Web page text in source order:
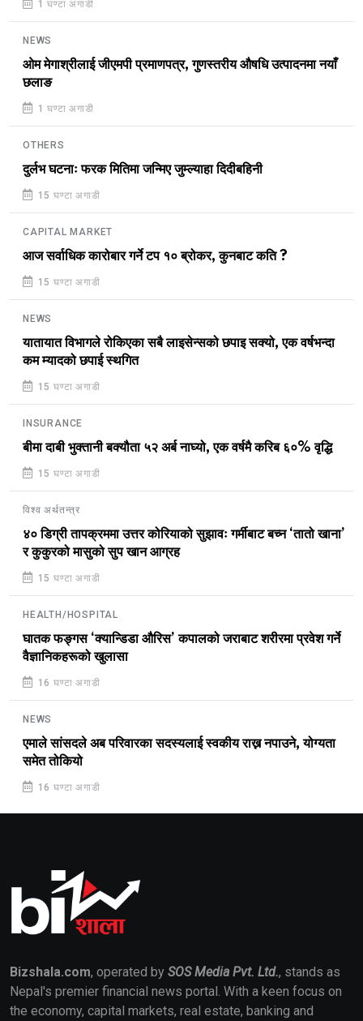
1 घण्टा अगाडी
NEWS
ओम मेगाश्रीलाई जीएमपी प्रमाणपत्र, गुणस्तरीय औषधि उत्पादनमा नयाँ
छलाङ
1 घण्टा अगाडी
OTHERS
दुर्लभ घटनाः फरक मितिमा जन्मिए जुम्ल्याहा दिदीबहिनी
15 घण्टा अगाडी
CAPITAL MARKET
आज सर्वाधिक कारोबार गर्ने टप १० ब्रोकर, कुनबाट कति ?
15 घण्टा अगाडी
NEWS
यातायात विभागले रोकिएका सबै लाइसेन्सको छपाइ सक्यो, एक वर्षभन्दा
कम म्यादको छपाई स्थगित
15 घण्टा अगाडी
INSURANCE
बीमा दाबी भुक्तानी बक्यौता ५२ अर्ब नाघ्यो, एक वर्षमै करिब ६०% वृद्धि
15 घण्टा अगाडी
विश्व अर्थतन्त्र
४० डिग्री तापक्रममा उत्तर कोरियाको सुझावः गर्मीबाट बच्न ‘तातो खाना’
र कुकुरको मासुको सुप खान आग्रह
15 घण्टा अगाडी
HEALTH/HOSPITAL
घातक फङ्गस ‘क्यान्डिडा औरिस’ कपालको जराबाट शरीरमा प्रवेश गर्ने
वैज्ञानिकहरूको खुलासा
16 घण्टा अगाडी
NEWS
एमाले सांसदले अब परिवारका सदस्यलाई स्वकीय राख्न नपाउने, योग्यता
समेत तोकियो
16 घण्टा अगाडी
Bizshala.com, operated by SOS Media Pvt. Ltd., stands as
Nepal's premier financial news portal. With a keen focus on
the economy, capital markets, real estate, banking and